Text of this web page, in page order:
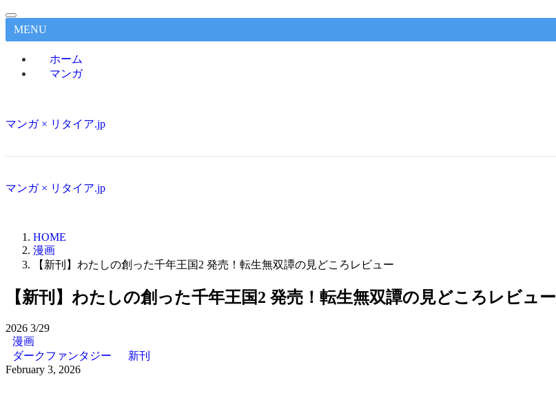
MENU
ホーム
マンガ
マンガ × リタイア.jp
マンガ × リタイア.jp
HOME
漫画
【新刊】わたしの創った千年王国2 発売！転生無双譚の見どころレビュー
【新刊】わたしの創った千年王国2 発売！転生無双譚の見どころレビュー
2026 3/29
漫画
ダークファンタジー
新刊
February 3, 2026